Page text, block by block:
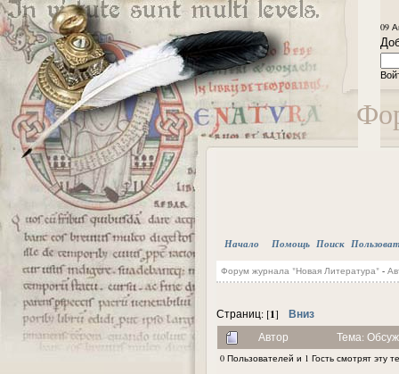
09
Начало Помощь Поиск
Форум журнала "Новая Литература"-
Страниц: [1] Вниз
Автор Тема:
0 Пользователей и 1 Гость смотрят эту